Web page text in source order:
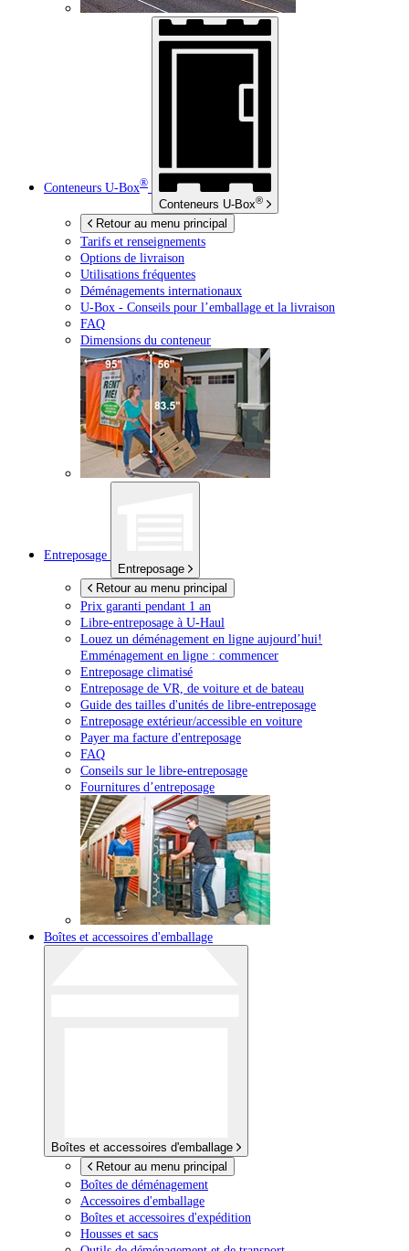
Conteneurs U-Box®
Conteneurs U-Box®
Retour au menu principal
Tarifs et renseignements
Options de livraison
Utilisations fréquentes
Déménagements internationaux
U-Box - Conseils pour l’emballage et la livraison
FAQ
Dimensions du conteneur
Entreposage
Entreposage
Retour au menu principal
Prix garanti pendant 1 an
Libre-entreposage à U-Haul
Louez un déménagement en ligne aujourd’hui!
Emménagement en ligne : commencer
Entreposage climatisé
Entreposage de VR, de voiture et de bateau
Guide des tailles d'unités de libre-entreposage
Entreposage extérieur/accessible en voiture
Payer ma facture d'entreposage
FAQ
Conseils sur le libre-entreposage
Fournitures d’entreposage
Boîtes et accessoires d'emballage
Boîtes et accessoires d'emballage
Retour au menu principal
Boîtes de déménagement
Accessoires d'emballage
Boîtes et accessoires d'expédition
Housses et sacs